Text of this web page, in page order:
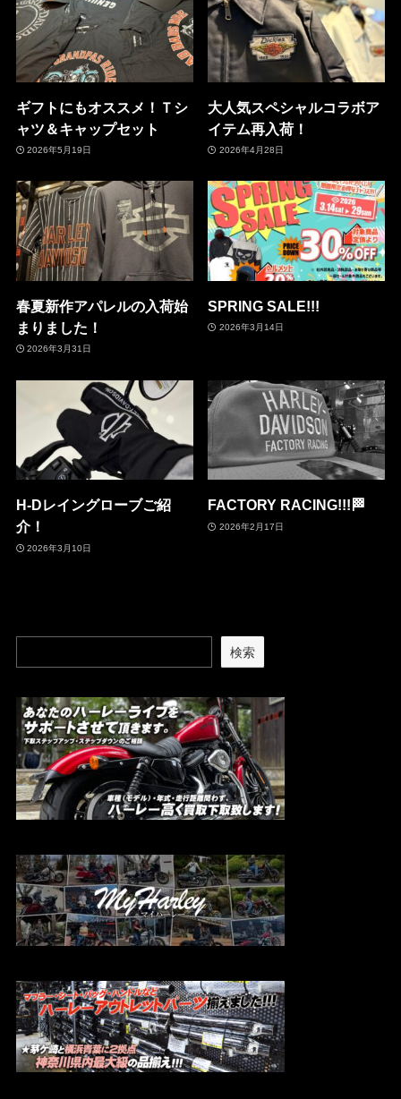
ギフトにもオススメ！Ｔシ
ャツ＆キャップセット
2026年5月19日
大人気スペシャルコラボア
イテム再入荷！
2026年4月28日
春夏新作アパレルの入荷始
まりました！
2026年3月31日
SPRING SALE!!!
2026年3月14日
H-Dレイングローブご紹
介！
2026年3月10日
FACTORY RACING!!!🏁
2026年2月17日
検索